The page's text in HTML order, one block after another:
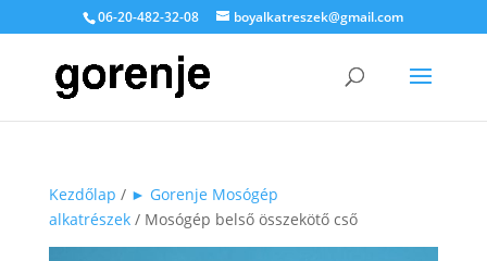
06-20-482-32-08 boyalkatreszek@gmail.com
Kezdőlap / ► Gorenje Mosógép
alkatrészek/ Mosógép belső összekötő cső